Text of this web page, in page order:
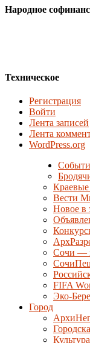
Народное
Техническое
Регистрация
Войти
Лента записей
Лента
WordPress.org
Краевые
Вести
Новое в
Сочи —
FIFA
Эко-
Город
Культура